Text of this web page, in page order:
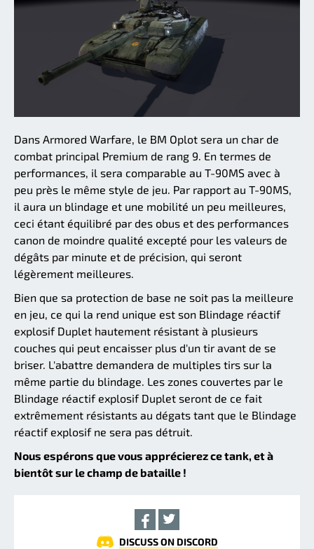
Dans Armored Warfare, le BM Oplot sera un char de
combat principal Premium de rang 9. En termes de
performances, il sera comparable au T-90MS avec à
peu près le même style de jeu. Par rapport au T-90MS,
il aura un blindage et une mobilité un peu meilleures,
ceci étant équilibré par des obus et des performances
canon de moindre qualité excepté pour les valeurs de
dégâts par minute et de précision, qui seront
légèrement meilleures.
Bien que sa protection de base ne soit pas la meilleure
en jeu, ce qui la rend unique est son Blindage réactif
explosif Duplet hautement résistant à plusieurs
couches qui peut encaisser plus d'un tir avant de se
briser. L'abattre demandera de multiples tirs sur la
même partie du blindage. Les zones couvertes par le
Blindage réactif explosif Duplet seront de ce fait
extrêmement résistants au dégats tant que le Blindage
réactif explosif ne sera pas détruit.
Nous espérons que vous apprécierez ce tank, et à
bientôt sur le champ de bataille !
DISCUSS ON DISCORD